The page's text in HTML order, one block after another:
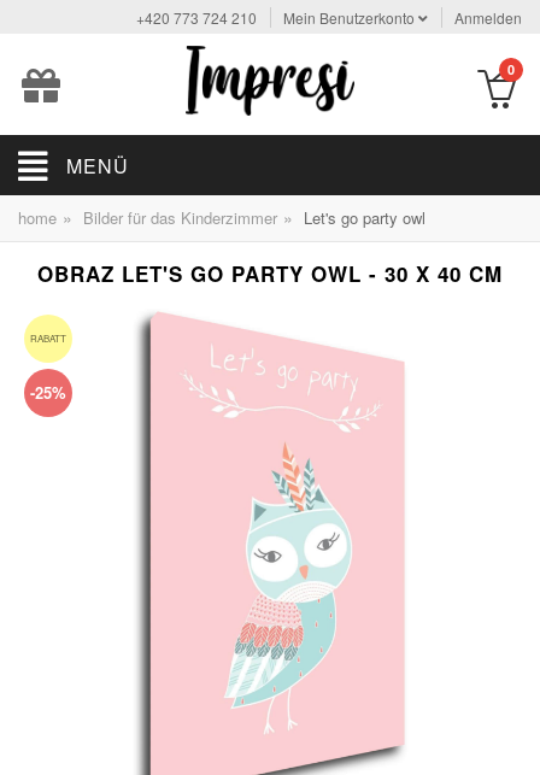
+420 773 724 210 Mein Benutzerkonto Anmelden
0
MENÜ
home » Bilder für das Kinderzimmer » Let's go party owl
OBRAZ LET'S GO PARTY OWL - 30 X 40 CM
RABATT
-25%